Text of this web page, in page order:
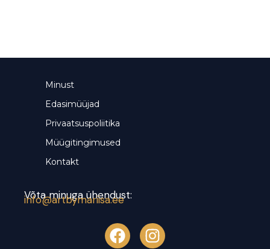
Minust
Edasimüüjad
Privaatsuspoliitika
Müügitingimused
Kontakt
Võta minuga ühendust:
info@artbymariisa.ee
F
I